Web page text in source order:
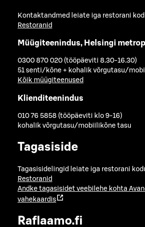
Kontaktandmed leiate iga restorani
Restoranid
Müügiteenindus, Helsingi
0300 870 020 (tööpäeviti 8.30-16.30)
51 senti/kõne + kohalik võrgutasu/
Kõik müügiteenused
Klienditeenindus
010 76 5858 (tööpäeviti klo 9-16)
kohalik võrgutasu/mobiilikõne tasu
Tagasiside
Tagasisidelingid leiate iga restorani
Restoranid
Andke tagasisidet veebilehe kohta
vahekaardis
Raflaamo.fi